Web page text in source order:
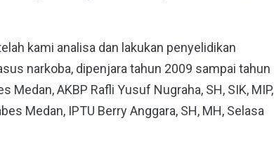
kami analisa dan lakukan penyelidikan
narkoba, dipenjara tahun 2009 sampai tahun
Medan, AKBP Rafli Yusuf Nugraha, SH, SIK, MIP,
Medan, IPTU Berry Anggara, SH, MH, Selasa